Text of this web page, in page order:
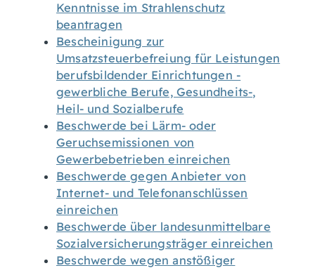
Kenntnisse im Strahlenschutz
beantragen
Bescheinigung zur
Umsatzsteuerbefreiung für Leistungen
berufsbildender Einrichtungen -
gewerbliche Berufe, Gesundheits-,
Heil- und Sozialberufe
Beschwerde bei Lärm- oder
Geruchsemissionen von
Gewerbebetrieben einreichen
Beschwerde gegen Anbieter von
Internet- und Telefonanschlüssen
einreichen
Beschwerde über landesunmittelbare
Sozialversicherungsträger einreichen
Beschwerde wegen anstößiger